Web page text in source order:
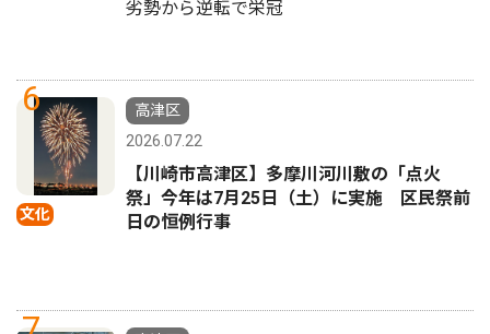
劣勢から逆転で栄冠
6
文化
高津区
2026.07.22
【川崎市高津区】多摩川河川敷の「点火
祭」今年は7月25日（土）に実施 区民祭前
日の恒例行事